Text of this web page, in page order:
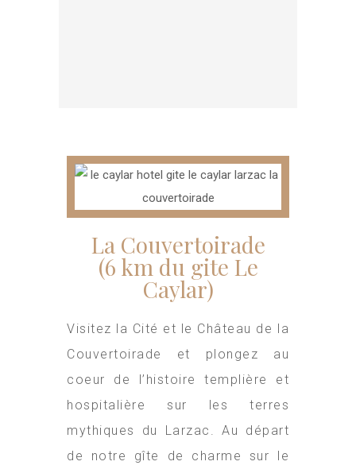
La Couvertoirade
(6 km du gite Le
Caylar)
Visitez la Cité et le Château de la
Couvertoirade et plongez au
coeur de l’histoire templière et
hospitalière sur les terres
mythiques du Larzac. Au départ
de notre gîte de charme sur le